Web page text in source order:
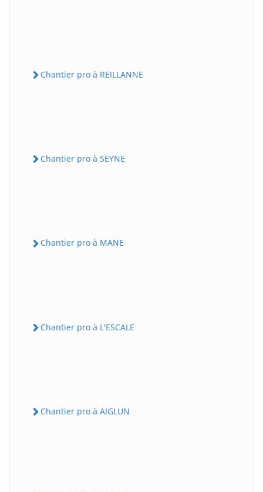
Chantier pro à REILLANNE
Chantier pro à SEYNE
Chantier pro à MANE
Chantier pro à L'ESCALE
Chantier pro à AIGLUN